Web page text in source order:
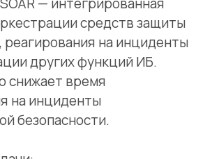
информации о
и сопоставление
компрометации.
реагирования на
скриптов, так и